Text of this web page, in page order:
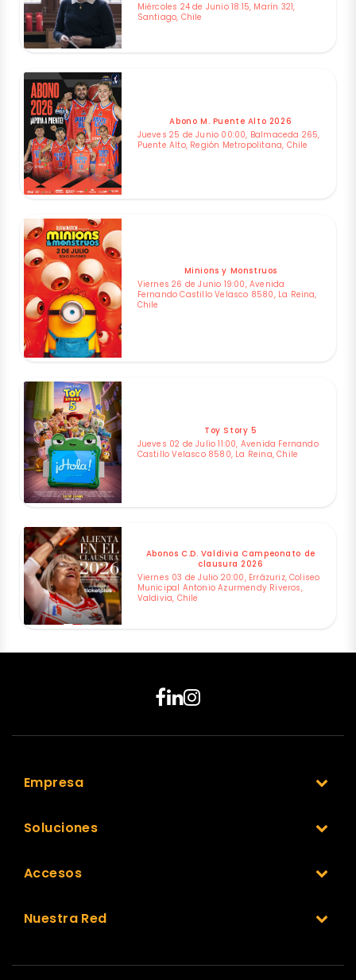
Miércoles 24 de Junio 18:15, Marín 321,
Santiago, Chile
Abono M. Puente Alto 2026
Jueves 25 de Junio 00:00, Balmaceda 265,
Puente Alto, Región Metropolitana, Chile
Minions y Monstruos
Viernes 26 de Junio 19:00, Avenida
Fernando Castillo Velasco 8580, La Reina,
Chile
Toy Story 5
Jueves 02 de Julio 11:00, Avenida Fernando
Castillo Velasco 8580, La Reina, Chile
Abonos C.D. Valdivia Campeonato de
clausura 2026
Viernes 03 de Julio 20:00, Errázuriz, Coliseo
Municipal Antonio Azurmendy Riveros,
Valdivia, Chile
Empresa
Soluciones
Accesos
Nuestra Red